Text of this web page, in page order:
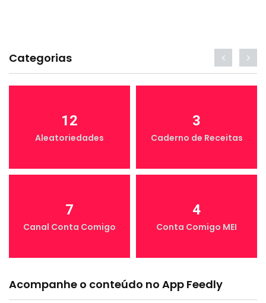
Categorias
12
Aleatoriedades
3
Caderno de Receitas
7
Canal Conta Comigo
4
Conta Comigo MEI
Acompanhe o conteúdo no App Feedly